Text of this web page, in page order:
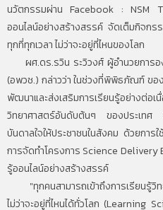
นวัตกรรมผ่าน Facebook : NSM
ออนไลน์อย่างสร้างสรรค์ จัดเต็มกิจกร
ทุกที่ทุกเวลา ไม่ว่าจะอยู่ที่ไหนของโลก
ผศ.ดร.รวิน ระวิวงศ์ ผู้อำนวยการ
(อพวช.) กล่าวว่า ในช่วงที่พิพิธภัณฑ์ ขอ
พัฒนาและส่งเสริมการเรียนรู้อย่างต่อเ
วิทยาศาสตร์อันดับต้นๆ ของประเทศ
บันดาลใจให้ประชาชนในสังคม ด้วยการ
การจัดทำโครงการ Science Delivery
รู้ออนไลน์อย่างสร้างสรรค์
"ทุกคนสามารถเข้าถึงการเรียนรู้วิท
ไม่ว่าจะอยู่ที่ไหนได้ทั่วโลก